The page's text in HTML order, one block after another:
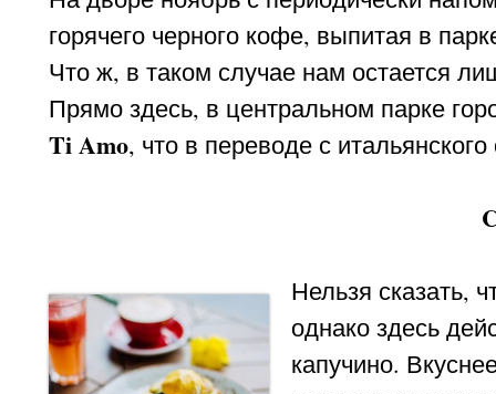
горячего черного кофе, выпитая в
Что ж, в таком случае нам остается
Прямо здесь, в центральном парке
Ti Amo, что в переводе с
Нельзя сказать,
однако здесь
капучино.